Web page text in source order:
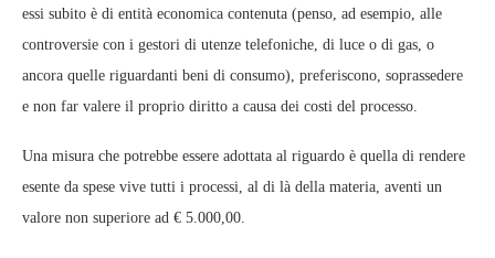
essi subito è di entità economica contenuta (penso, ad esempio, alle
controversie con i gestori di utenze telefoniche, di luce o di gas, o
ancora quelle riguardanti beni di consumo), preferiscono, soprassedere
e non far valere il proprio diritto a causa dei costi del processo.
Una misura che potrebbe essere adottata al riguardo è quella di rendere
esente da spese vive tutti i processi, al di là della materia, aventi un
valore non superiore ad € 5.000,00.